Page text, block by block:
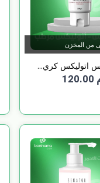
من المخزن
اتوليكس كري...